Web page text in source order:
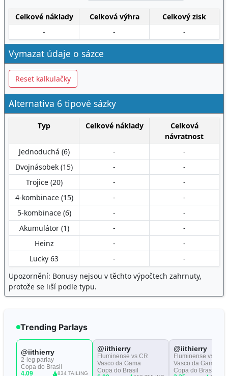
Celkové náklady Celková výhra
Celkový zisk
-
- -
Vymazat údaje o sázce
Reset kalkulačky
Alternativa 6 tipové sázky
Typ Celkové náklady
Celková
návratnost
Jednoduchá (6)
-
-
Dvojnásobek (15)
-
-
Trojice (20)
-
-
4-kombinace (15)
-
-
5-kombinace (6)
-
-
Akumulátor (1)
-
-
Heinz
-
-
Lucky 63
-
-
Upozornění: Bonusy nejsou v těchto výpočtech zahrnuty,
protože se liší podle typu.